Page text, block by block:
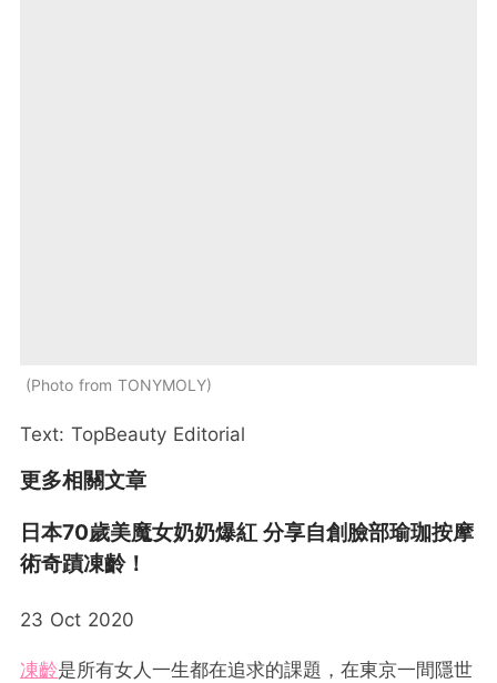
Photo from TONYMOLY
Text: TopBeauty Editorial
更多相關文章
日本70歲美魔女奶奶爆紅 分享自創臉部瑜珈按摩
術奇蹟凍齡！
23 Oct 2020
凍齡是所有女人一生都在追求的課題，在東京一間隱世